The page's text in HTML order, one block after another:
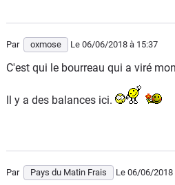
Par oxmose Le 06/06/2018 à 15:37
C'est qui le bourreau qui a viré
Il y a des balances ici.
Par Pays du Matin Frais Le 06/06/2018